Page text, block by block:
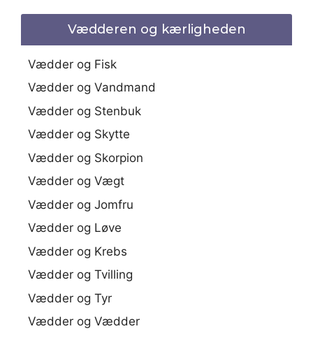
Vædderen og kærligheden
Vædder og Fisk
Vædder og Vandmand
Vædder og Stenbuk
Vædder og Skytte
Vædder og Skorpion
Vædder og Vægt
Vædder og Jomfru
Vædder og Løve
Vædder og Krebs
Vædder og Tvilling
Vædder og Tyr
Vædder og Vædder